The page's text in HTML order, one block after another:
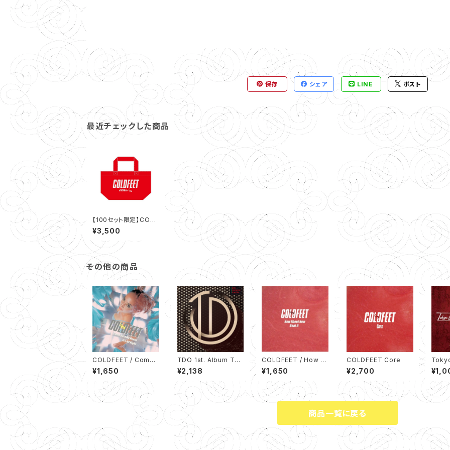
保存 シェア LINE ポスト
最近チェックした商品
【100セット限定】COLD
FEET Core ミニトート
付
¥3,500
その他の商品
COLDFEET / Come
On-A My House / I
t's All Right (7インチ
シングルレコード)
¥1,650
TDO 1st. Album TO
KYO DISCOTHEQUE
ORCHESTRA
¥2,138
COLDFEET / How A
bout Now / Beat It
【2020 RECORD ST
ORE DAY 限定盤】(7イ
ンチシングルレコード)
¥1,650
COLDFEET Core
¥2,700
LE EP
商品一覧に戻る